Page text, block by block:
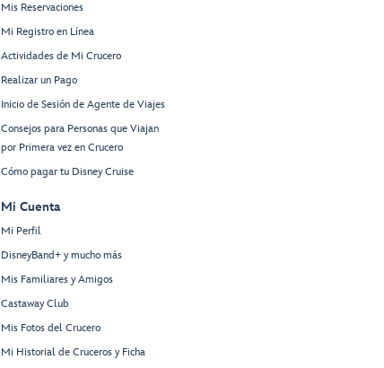
Mis Reservaciones
Mi Registro en Línea
Actividades de Mi Crucero
Realizar un Pago
Inicio de Sesión de Agente de Viajes
Consejos para Personas que Viajan
por Primera vez en Crucero
Cómo pagar tu Disney Cruise
Mi Cuenta
Mi Perfil
DisneyBand+ y mucho más
Mis Familiares y Amigos
Castaway Club
Mis Fotos del Crucero
Mi Historial de Cruceros y Ficha